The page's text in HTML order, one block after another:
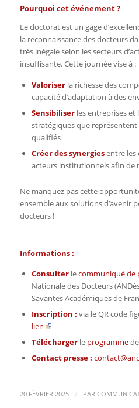
Pourquoi cet événement ?
Le doctorat est un gage
la reconnaissance des docteurs
très inégale selon les secteurs
insuffisante. Cette journée vise à :
Valoriserla richesse des
capacité d’adaptation à des
Sensibiliserles entreprises et
stratégiques que
qualifiés
Créer des synergiesentre les
acteurs institutionnels afin de
Ne manquez pas cette
ensemble aux solutions d’avenir
docteurs !
Informations :
Consulter lecommuniqué de
Nationale des Docteurs
Savantes Académiques de
Inscription : via le QR code
lien
Téléchargerle programmede
Contact presse :
20 FÉVRIER 2025 / PAR